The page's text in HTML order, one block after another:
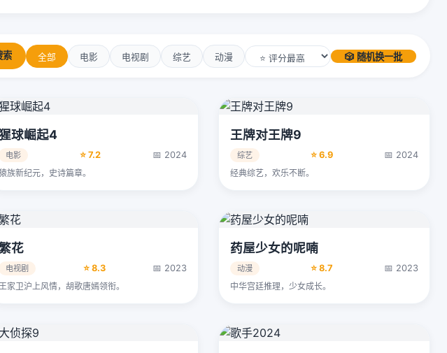
索 全部 电影 电视剧 综艺 动漫 🎲 随机换一批
球崛起4
电影 ⭐ 7.2
📅 2024
族新纪元，史诗篇章。
王牌对王牌9
综艺 ⭐ 6.9
📅 2024
经典综艺，欢乐不断。
花
电视剧 ⭐ 8.3
📅 2023
家卫沪上风情，胡歌唐嫣领衔。
药屋少女的呢喃
动漫 ⭐ 8.7
📅 2023
中华宫廷推理，少女成长。